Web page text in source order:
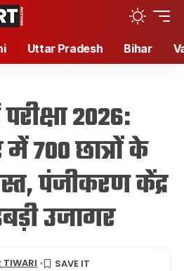
Uttar Pradesh Bihar
परीक्षा 2026:
700 छात्रों के
पंजीकरण केंद्र
उजागर
TIWARI